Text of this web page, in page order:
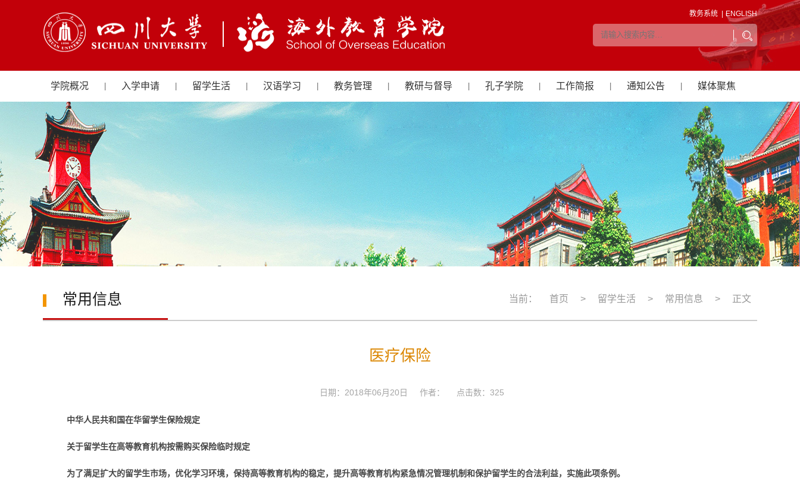
教务系统 | ENGLISH
学院概况 入学申请 留学生活 汉语学习 教务管理 教研与督导 孔子学院 工作简报 通知公告 媒体聚焦
常用信息 当前： 首页 > 留学生活 > 常用信息 > 正文
医疗保险
日期：2018年06月20日 作者： 点击数： 325
中华人民共和国在华留学生保险规定
关于留学生在高等教育机构按需购买保险临时规定
为了满足扩大的留学生市场，优化学习环境，保持高等教育机构的稳定，提升高等教育机构紧急情况管理机制和保护留学生的合法利益，实施此项条例。